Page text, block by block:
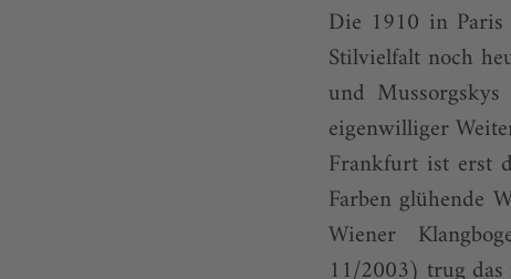
Die 1910 in
Stilvielfalt noch
und
eigenwilliger
Frankfurt ist erst
Farben glühende
Wiener
11/2003) trug